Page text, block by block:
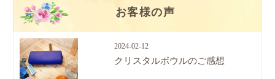
お客様の声
2024-02-12
クリスタルボウルのご感想